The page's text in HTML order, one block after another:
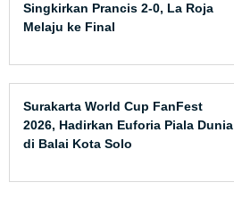
Singkirkan Prancis 2-0, La Roja
Melaju ke Final
Surakarta World Cup FanFest
2026, Hadirkan Euforia Piala Dunia
di Balai Kota Solo